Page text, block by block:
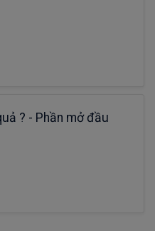
? - Phần mở đầu